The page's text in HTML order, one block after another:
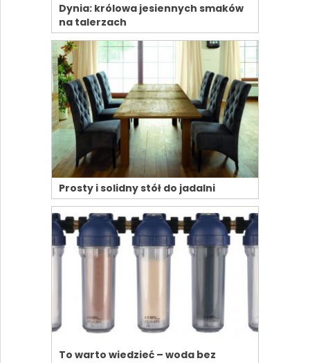
Dynia: królowa jesiennych smaków
na talerzach
Prosty i solidny stół do jadalni
To warto wiedzieć – woda bez